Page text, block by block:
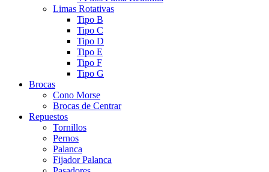
Limas Rotativas
Tipo B
Tipo C
Tipo D
Tipo E
Tipo F
Tipo G
Brocas
Cono Morse
Brocas de Centrar
Repuestos
Tornillos
Pernos
Palanca
Fijador Palanca